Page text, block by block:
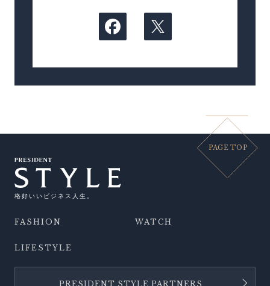
PAGE TOP
格好いいビジネス人生。
FASHION WATCH
LIFESTYLE
PRESIDENT STYLE PARTNERS